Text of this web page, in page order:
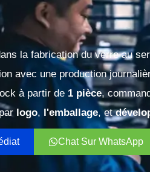
la fabrication du verre au
avec une production
à partir de 1 pièce,
logo, l'emballage, et
Chat Sur WhatsApp